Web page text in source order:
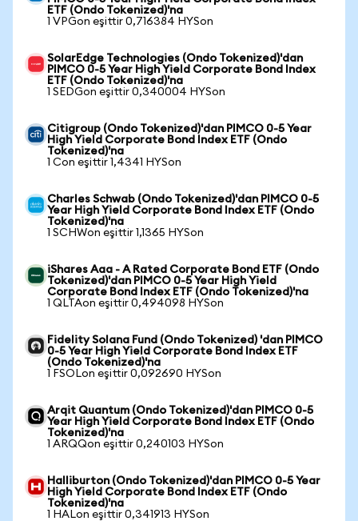
ETF (Ondo Tokenized)'na
1 VPGon eşittir 0,716384 HYSon
SolarEdge Technologies (Ondo Tokenized)'dan
PIMCO 0-5 Year High Yield Corporate Bond Index
ETF (Ondo Tokenized)'na
1 SEDGon eşittir 0,340004 HYSon
Citigroup (Ondo Tokenized)'dan PIMCO 0-5 Year
High Yield Corporate Bond Index ETF (Ondo
Tokenized)'na
1 Con eşittir 1,4341 HYSon
Charles Schwab (Ondo Tokenized)'dan PIMCO 0-5
Year High Yield Corporate Bond Index ETF (Ondo
Tokenized)'na
1 SCHWon eşittir 1,1365 HYSon
iShares Aaa - A Rated Corporate Bond ETF (Ondo
Tokenized)'dan PIMCO 0-5 Year High Yield
Corporate Bond Index ETF (Ondo Tokenized)'na
1 QLTAon eşittir 0,494098 HYSon
Fidelity Solana Fund (Ondo Tokenized) 'dan PIMCO
0-5 Year High Yield Corporate Bond Index ETF
(Ondo Tokenized)'na
1 FSOLon eşittir 0,092690 HYSon
Arqit Quantum (Ondo Tokenized)'dan PIMCO 0-5
Year High Yield Corporate Bond Index ETF (Ondo
Tokenized)'na
1 ARQQon eşittir 0,240103 HYSon
Halliburton (Ondo Tokenized)'dan PIMCO 0-5 Year
High Yield Corporate Bond Index ETF (Ondo
Tokenized)'na
1 HALon eşittir 0,341913 HYSon